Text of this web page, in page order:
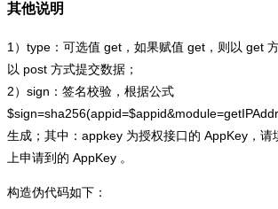
其他说明
1）type：可选值 get，如果赋值 get，则以 get
以 post 方式提交数据；
2）sign：签名校验，根据公式
生成；其中：appkey 为授权接口的 AppKey，请
上申请到的 AppKey 。
构造伪代码如下：